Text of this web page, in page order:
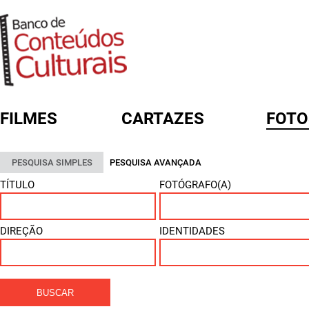
FILMES CARTAZES
PESQUISA SIMPLES PESQUISA AVANÇADA
TÍTULO FOTÓGRAFO(A)
DIREÇÃO IDENTIDADES
FORMULÁRIO DE BUSCA